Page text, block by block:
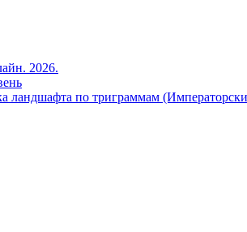
2026.
ландшафта по триграммам